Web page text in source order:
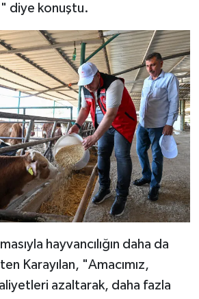
diye konuştu.
hayvancılığın daha da
Karayılan, "Amacımız,
azaltarak, daha fazla